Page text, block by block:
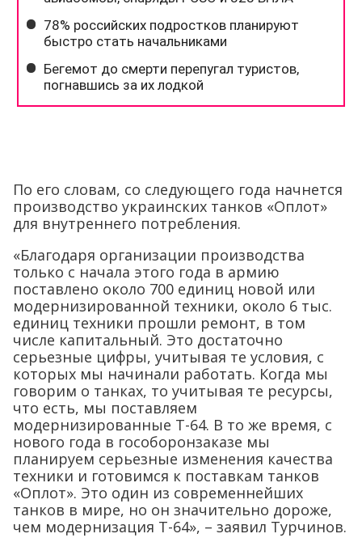
По его словам, со следующего года начнется
производство украинских танков «Оплот»
для внутреннего потребления.
«Благодаря организации производства
только с начала этого года в армию
поставлено около 700 единиц новой или
модернизированной техники, около 6 тыс.
единиц техники прошли ремонт, в том
числе капитальный. Это достаточно
серьезные цифры, учитывая те условия, с
которых мы начинали работать. Когда мы
говорим о танках, то учитывая те ресурсы,
что есть, мы поставляем
модернизированные Т-64. В то же время, с
нового года в гособоронзаказе мы
планируем серьезные изменения качества
техники и готовимся к поставкам танков
«Оплот». Это один из современнейших
танков в мире, но он значительно дороже,
чем модернизация Т-64», – заявил Турчинов.